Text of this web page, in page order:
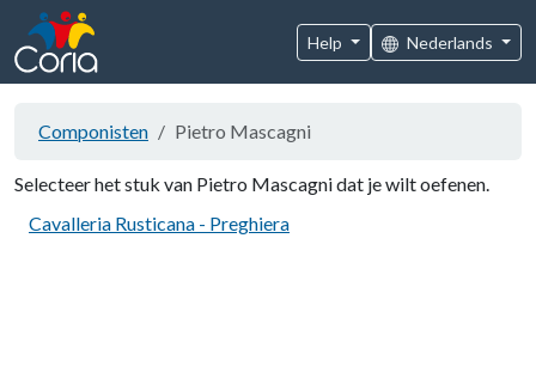
Help Nederlands
Componisten Pietro Mascagni
Selecteer het stuk van Pietro Mascagni dat je wilt oefenen.
Cavalleria Rusticana - Preghiera